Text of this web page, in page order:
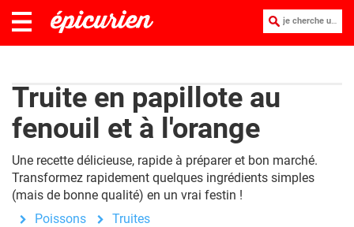
je cherche une recette :
Truite en papillote au
fenouil et à l'orange
Une recette délicieuse, rapide à préparer et bon marché.
Transformez rapidement quelques ingrédients simples
(mais de bonne qualité) en un vrai festin !
Poissons
Truites